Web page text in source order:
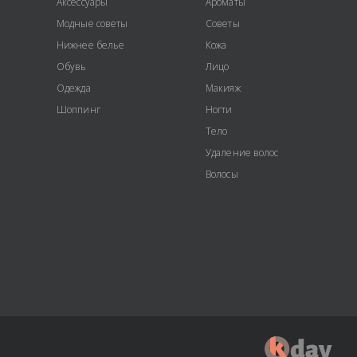
Модные советы
Нижнее белье
Обувь
Одежда
Шоппинг
Советы
Кожа
Лицо
Макияж
Ногти
Тело
Удаление волос
Волосы